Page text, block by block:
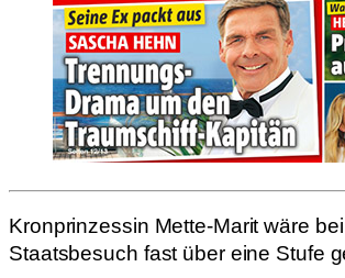
Kronprinzessin Mette-Marit wäre
Staatsbesuch fast über eine Stufe